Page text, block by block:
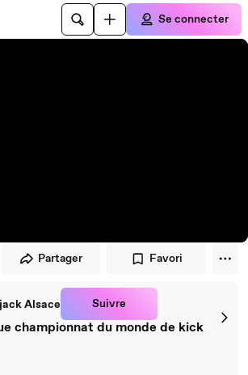
Se connecter
Partager Favori
Alsace Suivre
championnat du monde de kick